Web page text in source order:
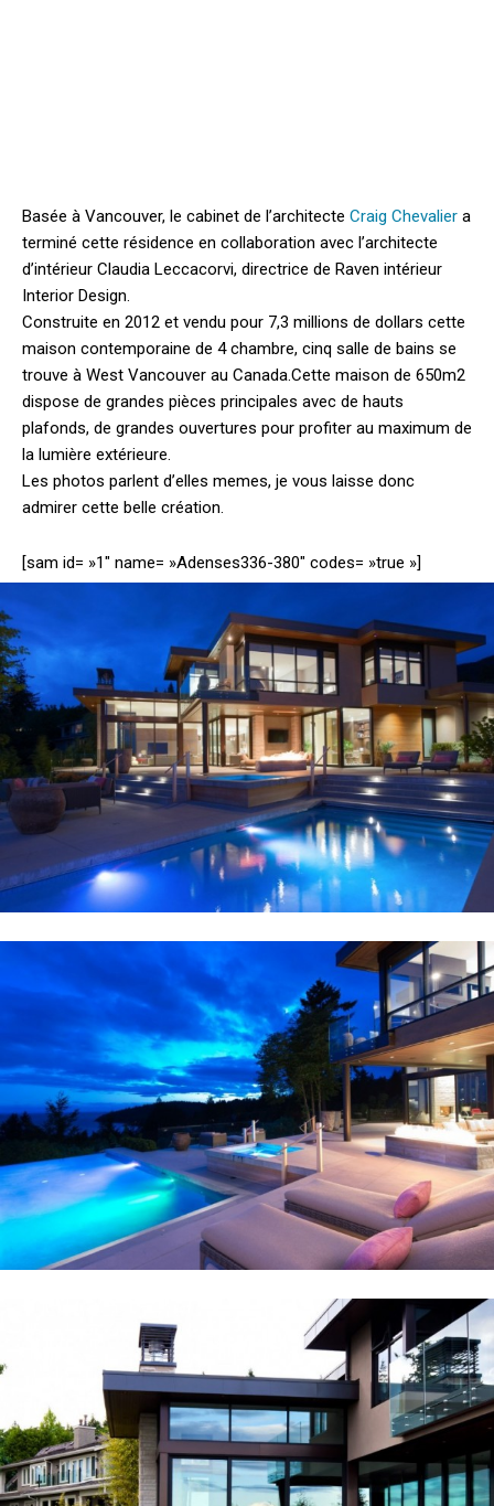
Basée à Vancouver, le cabinet de l’architecte Craig Chevalier a
terminé cette résidence en collaboration avec l’architecte
d’intérieur Claudia Leccacorvi, directrice de Raven intérieur
Interior Design.
Construite en 2012 et vendu pour 7,3 millions de dollars cette
maison contemporaine de 4 chambre, cinq salle de bains se
trouve à West Vancouver au Canada.Cette maison de 650m2
dispose de grandes pièces principales avec de hauts
plafonds, de grandes ouvertures pour profiter au maximum de
la lumière extérieure.
Les photos parlent d’elles memes, je vous laisse donc
admirer cette belle création.
[sam id= »1″ name= »Adenses336-380″ codes= »true »]